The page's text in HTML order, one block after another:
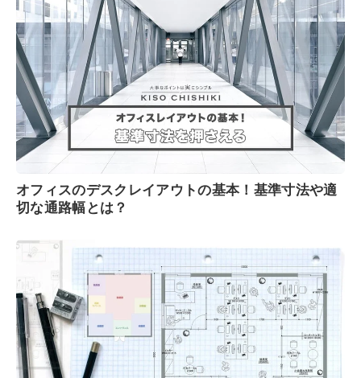
オフィスのデスクレイアウトの基本！基準寸法や適
切な通路幅とは？